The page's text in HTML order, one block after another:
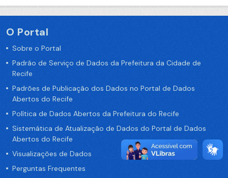
O Portal
Sobre o Portal
Padrão de Serviço de Dados da Prefeitura da Cidade de
Recife
Padrões de Publicação dos Dados no Portal de Dados
Abertos do Recife
Política de Dados Abertos da Prefeitura do Recife
Sistemática de Atualização de Dados do Portal de Dados
Abertos do Recife
Visualizações de Dados
Perguntas Frequentes